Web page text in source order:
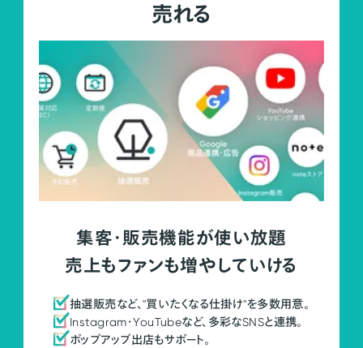
売れる
集客・販売機能が使い放題
売上もファンも増やしていける
抽選販売など、"買いたくなる仕掛け"を多数用意。
Instagram・YouTubeなど、多彩なSNSと連携。
ポップアップ出店もサポート。